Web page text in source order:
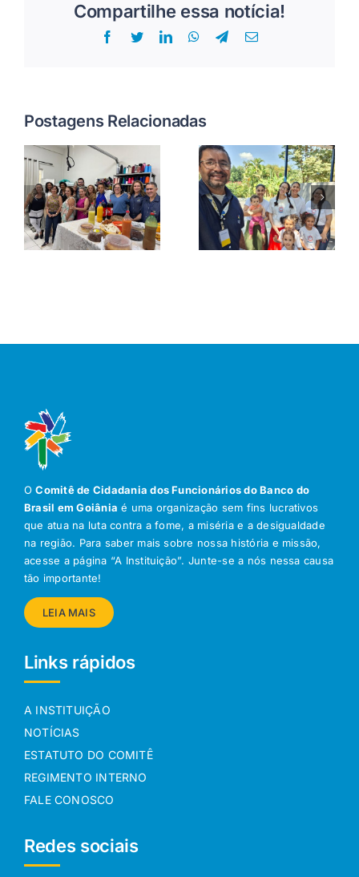
Compartilhe essa notícia!
Facebook
TwitterLinkedInWhatsApp
Telegram
E-
Postagens Relacionadas
OComitê de Cidadania dos Funcionários do Banco do
Brasil em Goiânia é uma organização sem fins lucrativos
que atua na luta contra a fome, a miséria e a desigualdade
na região. Para saber mais sobre nossa história e missão,
acesse a página “A Instituição”. Junte-se a nós nessa causa
tão importante!
LEIA MAIS
Links rápidos
A INSTITUIÇÃO
NOTÍCIAS
ESTATUTO DO COMITÊ
REGIMENTO INTERNO
FALE CONOSCO
Redes sociais